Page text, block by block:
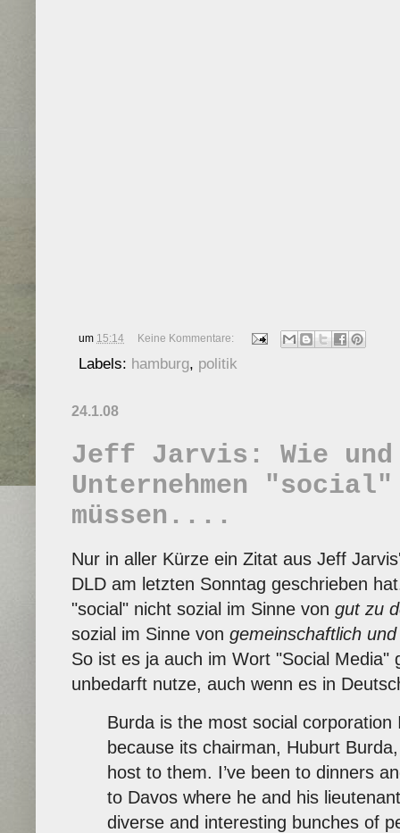
um 15:14 Keine Kommentare:
Labels: hamburg, politik
24.1.08
Jeff Jarvis: Wie und
Unternehmen "social"
müssen....
Nur in aller Kürze ein Zitat aus Jeff
DLD am letzten Sonntag geschrieben
"social" nicht sozial im Sinne von gut zu
sozial im Sinne von gemeinschaftlich
So ist es ja auch im Wort "Social Media"
unbedarft nutze, auch wenn es in
Burda is the most social corporation
because its chairman, Huburt
host to them. I’ve been to dinners
to Davos where he and his
diverse and interesting bunches of